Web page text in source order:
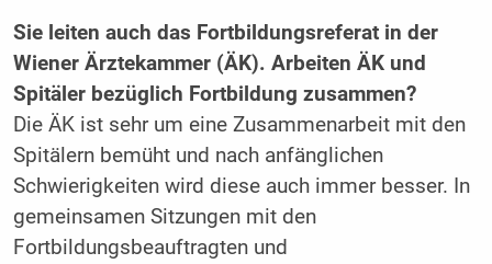
Sie leiten auch das Fortbildungs­­referat in der
Wiener Ärztekammer (ÄK). ­Arbeiten ÄK und
Spitäler bezüglich ­Fortbildung zusammen?
Die ÄK ist sehr um eine Zusammen­arbeit mit den
Spitälern bemüht und nach anfänglichen
Schwierigkeiten wird diese auch immer besser. In
gemeinsamen Sitzungen mit den
Fortbildungsbeauftragten und